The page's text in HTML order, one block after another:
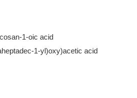
1-oic acid
1-yl)oxy)acetic acid